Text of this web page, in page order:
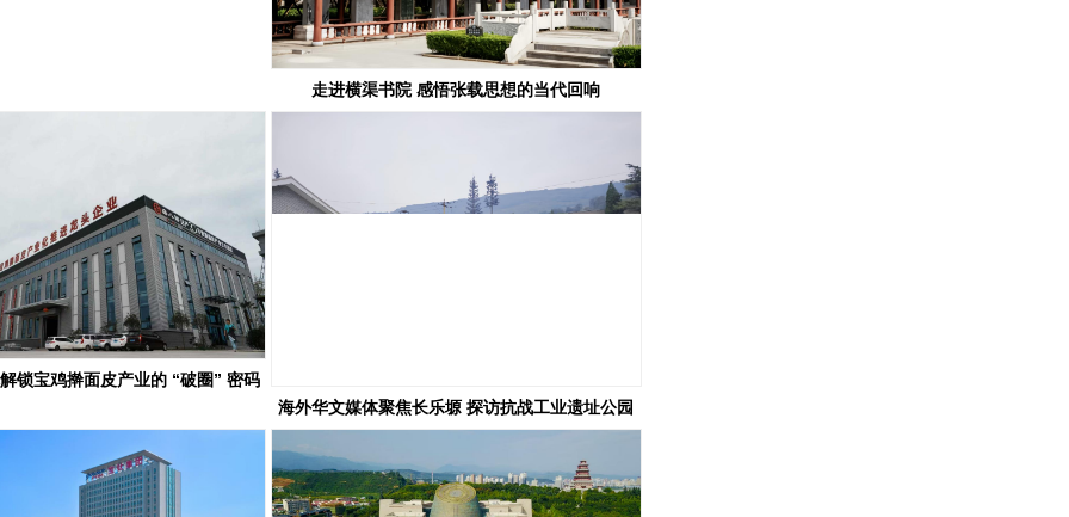
走进横渠书院 感悟张载思想的当代回响
锁宝鸡擀面皮产业的 “破圈” 密码
海外华文媒体聚焦长乐塬 探访抗战工业遗址公园